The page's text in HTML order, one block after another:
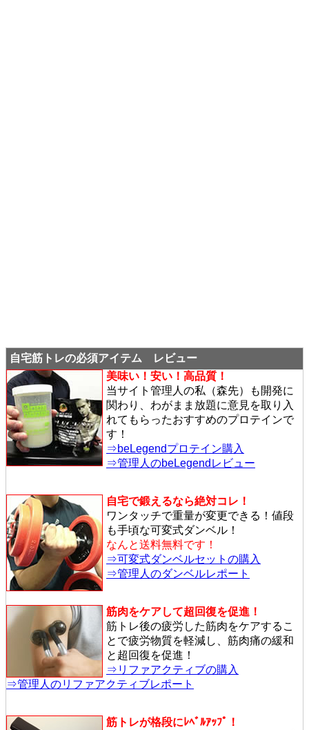
自宅筋トレの必須アイテム レビュー
美味い！安い！高品質！
当サイト管理人の私（森先）も開発に
関わり、わがまま放題に意見を取り入
れてもらったおすすめのプロテインで
す！
⇒beLegendプロテイン購入
⇒管理人のbeLegendレビュー
自宅で鍛えるなら絶対コレ！
ワンタッチで重量が変更できる！値段
も手頃な可変式ダンベル！
なんと送料無料です！
⇒可変式ダンベルセットの購入
⇒管理人のダンベルレポート
筋肉をケアして超回復を促進！
筋トレ後の疲労した筋肉をケアするこ
とで疲労物質を軽減し、筋肉痛の緩和
と超回復を促進！
⇒リファアクティブの購入
⇒管理人のリファアクティブレポート
筋トレが格段にﾚﾍﾞﾙｱｯﾌﾟ！